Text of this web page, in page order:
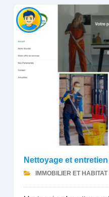
Nettoyage et
IMMOBILIER ET HABITAT